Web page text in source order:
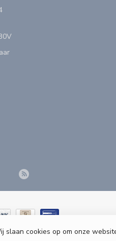
- Powered by
slaan cookies op om onze